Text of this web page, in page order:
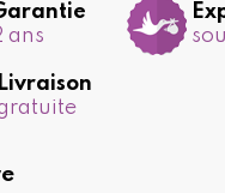
ans
Livraison